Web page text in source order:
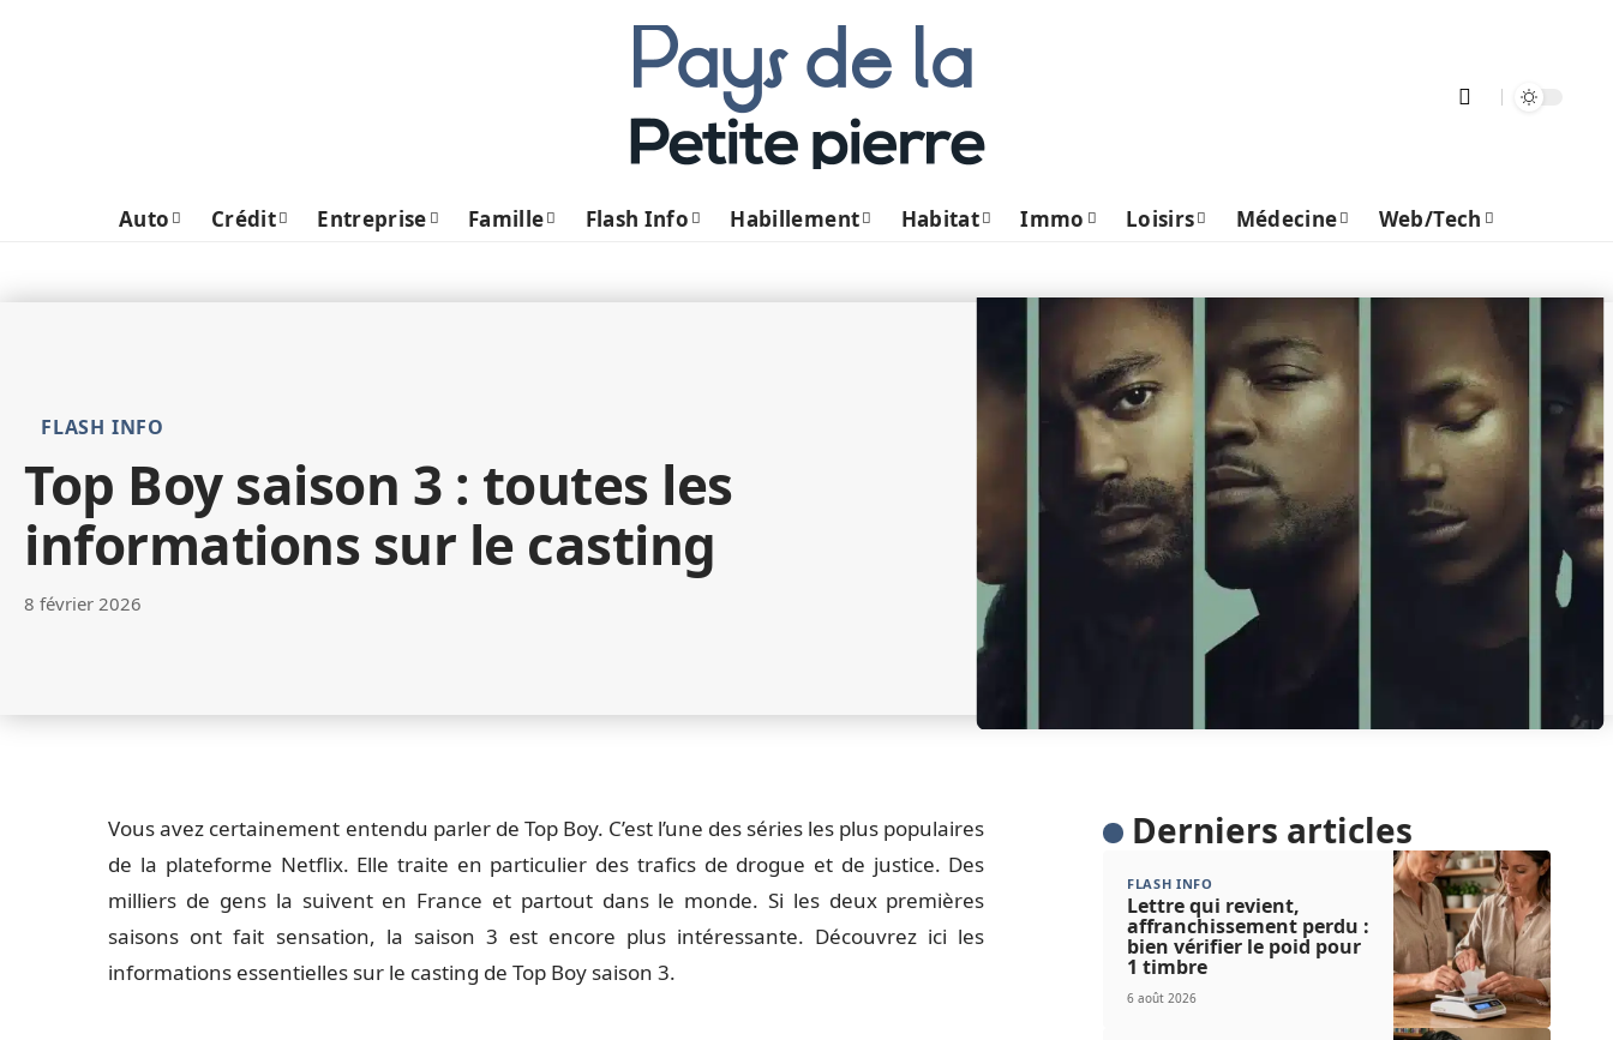
Auto Crédit Entreprise Famille Flash Info Habillement Habitat Immo Loisirs Médecine Web/Tech
FLASH INFO
Top Boy saison 3 : toutes les
informations sur le casting
8 février 2026
Vous avez certainement entendu parler de Top Boy. C’est l’une des séries les plus populaires
de la plateforme Netflix. Elle traite en particulier des trafics de drogue et de justice. Des
milliers de gens la suivent en France et partout dans le monde. Si les deux premières
saisons ont fait sensation, la saison 3 est encore plus intéressante. Découvrez ici les
informations essentielles sur le casting de Top Boy saison 3.
Derniers articles
FLASH INFO
Lettre qui revient,
affranchissement perdu :
bien vérifier le poid pour
1 timbre
6 août 2026